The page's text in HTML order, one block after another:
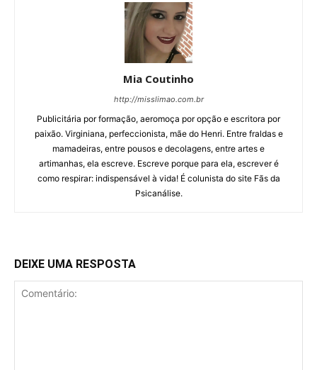
Mia Coutinho
http://misslimao.com.br
Publicitária por formação, aeromoça por opção e escritora por
paixão. Virginiana, perfeccionista, mãe do Henri. Entre fraldas e
mamadeiras, entre pousos e decolagens, entre artes e
artimanhas, ela escreve. Escreve porque para ela, escrever é
como respirar: indispensável à vida! É colunista do site Fãs da
Psicanálise.
DEIXE UMA RESPOSTA